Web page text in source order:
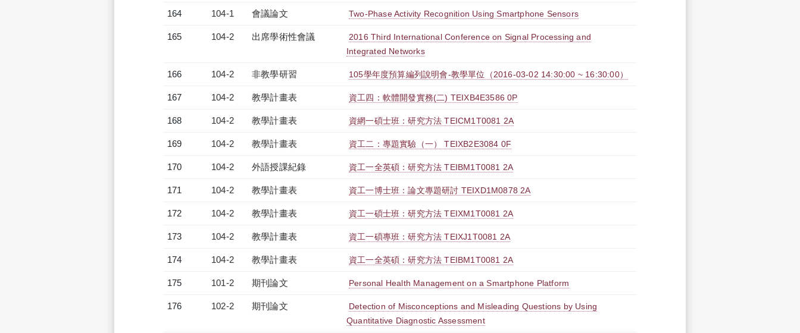
164 104-1 會議論文 Two-Phase Activity Recognition Using Smartphone Sensors
165 104-2 出席學術性會議
2016 Third International Conference on Signal Processing and
Integrated Networks
166 104-2 非教學研習 105學年度預算編列說明會-教學單位（2016-03-02 14:30:00 ~ 16:30:00）
167 104-2 教學計畫表 資工四：軟體開發實務(二) TEIXB4E3586 0P
168 104-2 教學計畫表 資網一碩士班：研究方法 TEICM1T0081 2A
169 104-2 教學計畫表 資工二：專題實驗（一） TEIXB2E3084 0F
170 104-2 外語授課紀錄 資工一全英碩：研究方法 TEIBM1T0081 2A
171 104-2 教學計畫表 資工一博士班：論文專題研討 TEIXD1M0878 2A
172 104-2 教學計畫表 資工一碩士班：研究方法 TEIXM1T0081 2A
173 104-2 教學計畫表 資工一碩專班：研究方法 TEIXJ1T0081 2A
174 104-2 教學計畫表 資工一全英碩：研究方法 TEIBM1T0081 2A
175 101-2 期刊論文 Personal Health Management on a Smartphone Platform
176 102-2 期刊論文
Detection of Misconceptions and Misleading Questions by Using
Quantitative Diagnostic Assessment